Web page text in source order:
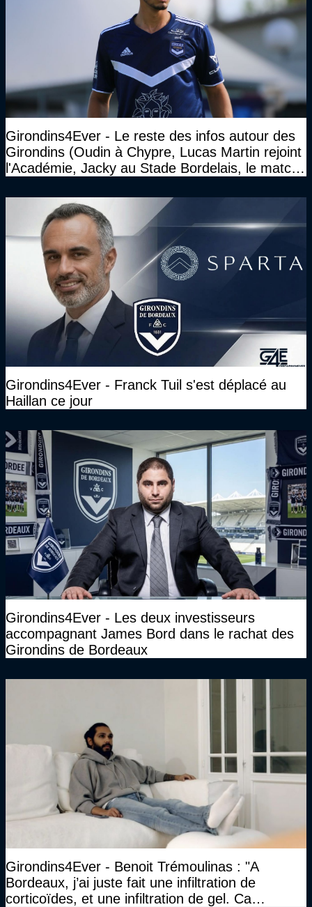
Girondins4Ever - Le reste des infos autour des
Girondins (Oudin à Chypre, Lucas Martin rejoint
l'Académie, Jacky au Stade Bordelais, le match
Girondins4Ever - Franck Tuil s'est déplacé au
Haillan ce jour
Girondins4Ever - Les deux investisseurs
accompagnant James Bord dans le rachat des
Girondins de Bordeaux
Girondins4Ever - Benoit Trémoulinas : "A
Bordeaux, j’ai juste fait une infiltration de
corticoïdes, et une infiltration de gel. Ca